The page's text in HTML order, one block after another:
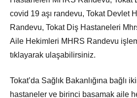
covid 19 aşı randevu, Tokat Devlet
Randevu, Tokat Diş Hastaneleri
Aile Hekimleri MHRS Randevu
tıklayarak ulaşabilirsiniz.
Tokat’da Sağlık Bakanlığına bağlı
hastaneler ve birinci basamak aile